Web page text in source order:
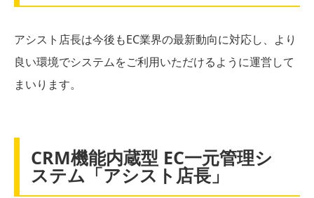
アシスト店長は今後もEC業界の最新動向に対応し、より
良い環境でシステムをご利用いただけるように運営して
まいります。
CRM機能内蔵型 EC一元管理シ
ステム「アシスト店長」